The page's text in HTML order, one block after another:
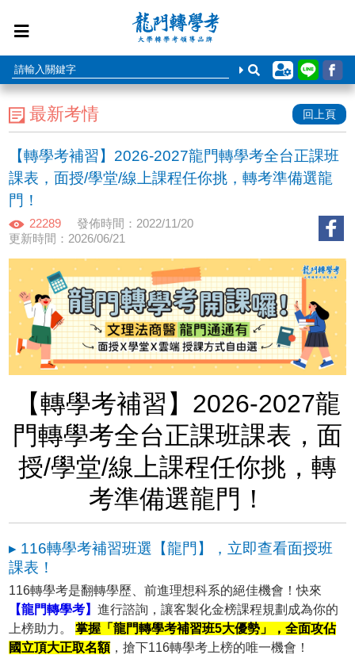
最新考情 回上頁
【轉學考補習】2026-2027龍門轉學考全台正課班
課表，面授/學堂/線上課程任你挑，轉考準備選龍
門！
22289
發佈時間：2022/11/20
更新時間：2026/06/21
【轉學考補習】2026-2027龍
門轉學考全台正課班課表，面
授/學堂/線上課程任你挑，轉
考準備選龍門！
▸ 116轉學考補習班選【龍門】，立即查看面授班
課表！
116轉學考是翻轉學歷、前進理想科系的絕佳機會！快來
【龍門轉學考】進行諮詢，讓客製化金榜課程規劃成為你的
上榜助力。掌握「龍門轉學考補習班5大優勢」，全面攻佔
國立頂大正取名額，搶下116轉學考上榜的唯一機會！